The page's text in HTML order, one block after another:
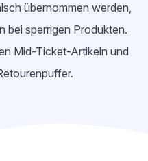
übernommen werden,
bei sperrigen Produkten.
Mid-Ticket-Artikeln und